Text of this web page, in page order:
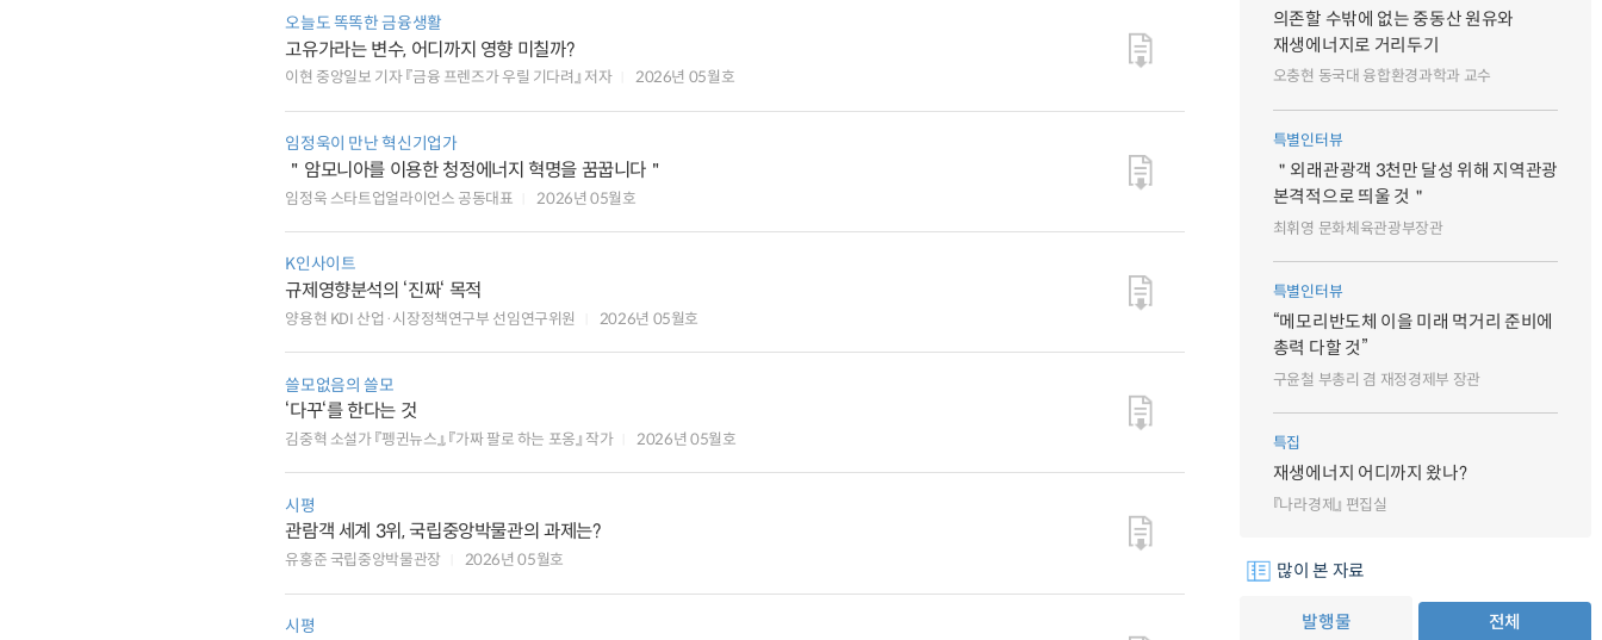
오늘도 똑똑한 금융생활
고유가라는 변수, 어디까지 영향 미칠까?
이현 중앙일보 기자 『금융 프렌즈가 우릴 기다려』 저자 2026년 05월호
임정욱이 만난 혁신기업가
＂암모니아를 이용한 청정에너지 혁명을 꿈꿉니다＂
임정욱 스타트업얼라이언스 공동대표 2026년 05월호
K인사이트
규제영향분석의 ‘진짜‘ 목적
양용현 KDI 산업·시장정책연구부 선임연구위원 2026년 05월호
쓸모없음의 쓸모
‘다꾸‘를 한다는 것
김중혁 소설가 『펭귄뉴스』, 『가짜 팔로 하는 포옹』 작가 2026년 05월호
시평
관람객 세계 3위, 국립중앙박물관의 과제는?
유홍준 국립중앙박물관장 2026년 05월호
시평
의존할 수밖에 없는 중동산 원유와
재생에너지로 거리두기
오충현 동국대 융합환경과학과 교수
특별인터뷰
＂외래관광객 3천만 달성 위해 지역관광
본격적으로 띄울 것＂
최휘영 문화체육관광부장관
특별인터뷰
“메모리반도체 이을 미래 먹거리 준비에
총력 다할 것”
구윤철 부총리 겸 재정경제부 장관
특집
재생에너지 어디까지 왔나?
『나라경제』 편집실
많이 본 자료
발행물 전체